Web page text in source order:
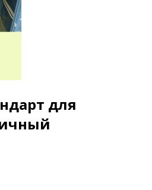
для